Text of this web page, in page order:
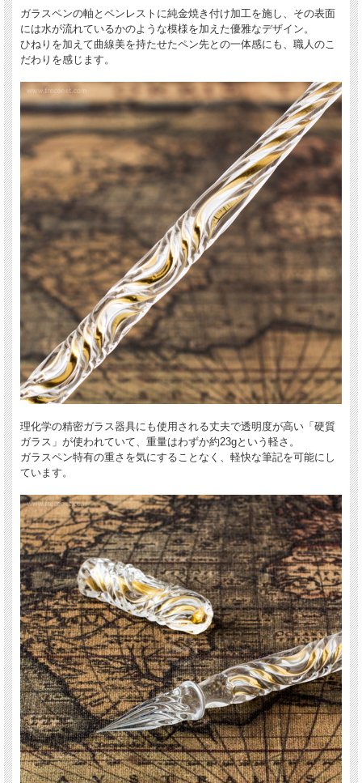
ガラスペンの軸とペンレストに純金焼き付け加工を施し、その表面
には水が流れているかのような模様を加えた優雅なデザイン。
ひねりを加えて曲線美を持たせたペン先との一体感にも、職人のこ
だわりを感じます。
理化学の精密ガラス器具にも使用される丈夫で透明度が高い「硬質
ガラス」が使われていて、重量はわずか約23gという軽さ。
ガラスペン特有の重さを気にすることなく、軽快な筆記を可能にし
ています。